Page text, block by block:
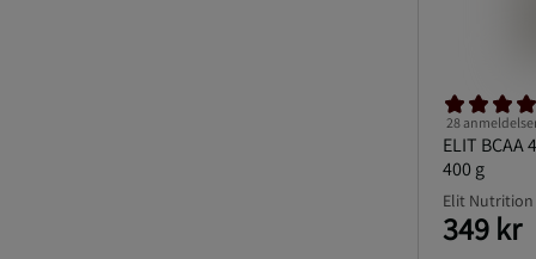
ELIT BCAA
400 g
28
Elit Nutrition
349 kr